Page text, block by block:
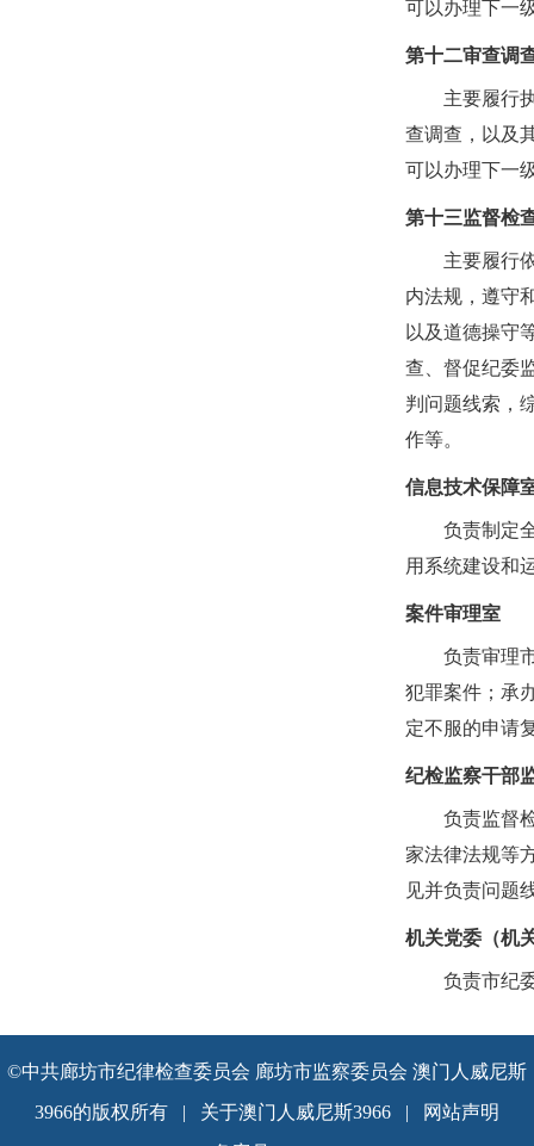
可以办理下一
第十二审查调
主要履行
查调查，以及
可以办理下一
第十三监督检
主要履行
内法规，遵守
以及道德操守
查、督促纪委
判问题线索，
作等。
信息技术保障
负责制定
用系统建设和
案件审理室
负责审理
犯罪案件；承
定不服的申请
纪检监察干部
负责监督
家法律法规等
见并负责问题
机关党委（机
负责市纪
©中共廊坊市纪律检查委员会 廊坊市监察委员会 澳门人威尼斯
3966的版权所有 | 关于澳门人威尼斯3966 |
网站声明